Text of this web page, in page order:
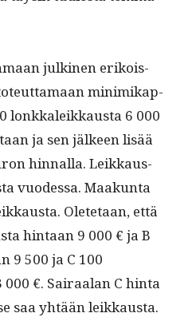
julki­nen erikois­
min­imika­p­
lonkkaleikkaus­ta 6 000
ja sen jäl­keen lisää
hin­nal­la. Leikkaus­
vuodessa. Maakun­ta
Olete­taan, että
hin­taan 9 000 € ja B
9 500 ja C 100
€. Sairaalan C hin­ta
saa yhtään leikkaus­ta.